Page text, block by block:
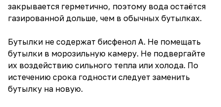
закрывается герметично, поэтому вода остаётся
газированной дольше, чем в обычных бутылках.
Бутылки не содержат бисфенол А. Не помещать
бутылки в морозильную камеру. Не подвергайте
их воздействию сильного тепла или холода. По
истечению срока годности следует заменить
бутылку на новую.